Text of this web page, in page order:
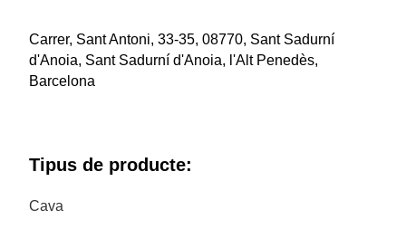
Carrer, Sant Antoni, 33-35, 08770, Sant Sadurní
d'Anoia, Sant Sadurní d'Anoia, l'Alt Penedès,
Barcelona
Tipus de producte:
Cava